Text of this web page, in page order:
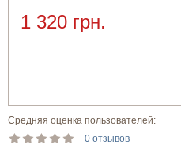
1 320 грн.
Средняя оценка пользователей:
0 отзывов